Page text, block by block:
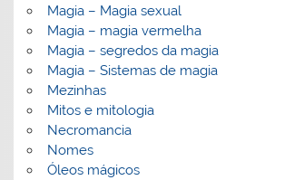
Magia – Magia sexual
Magia – magia vermelha
Magia – segredos da magia
Magia – Sistemas de magia
Mezinhas
Mitos e mitologia
Necromancia
Nomes
Óleos mágicos